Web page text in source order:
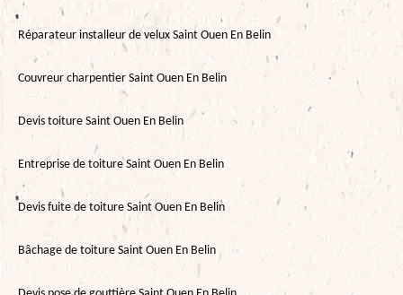
Réparateur installeur de velux Saint Ouen En Belin
Couvreur charpentier Saint Ouen En Belin
Devis toiture Saint Ouen En Belin
Entreprise de toiture Saint Ouen En Belin
Devis fuite de toiture Saint Ouen En Belin
Bâchage de toiture Saint Ouen En Belin